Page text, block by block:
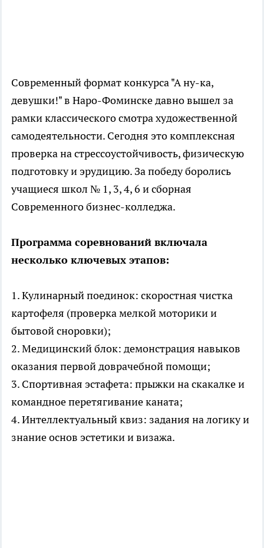
Современный формат конкурса "А ну-ка,
девушки!" в Наро-Фоминске давно вышел за
рамки классического смотра художественной
самодеятельности. Сегодня это комплексная
проверка на стрессоустойчивость, физическую
подготовку и эрудицию. За победу боролись
учащиеся школ № 1, 3, 4, 6 и сборная
Современного бизнес-колледжа.
Программа соревнований включала
несколько ключевых этапов:
1. Кулинарный поединок: скоростная чистка
картофеля (проверка мелкой моторики и
бытовой сноровки);
2. Медицинский блок: демонстрация навыков
оказания первой доврачебной помощи;
3. Спортивная эстафета: прыжки на скакалке и
командное перетягивание каната;
4. Интеллектуальный квиз: задания на логику и
знание основ эстетики и визажа.